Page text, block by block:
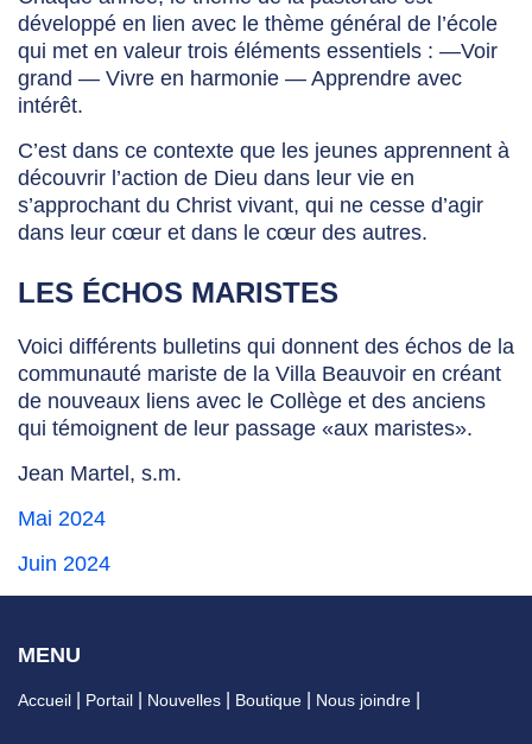
développé en lien avec le thème général de l’école
qui met en valeur trois éléments essentiels : —Voir
grand — Vivre en harmonie — Apprendre avec
intérêt.
C’est dans ce contexte que les jeunes apprennent à
découvrir l’action de Dieu dans leur vie en
s’approchant du Christ vivant, qui ne cesse d’agir
dans leur cœur et dans le cœur des autres.
LES ÉCHOS MARISTES
Voici différents bulletins qui donnent des échos de la
communauté mariste de la Villa Beauvoir en créant
de nouveaux liens avec le Collège et des anciens
qui témoignent de leur passage «aux maristes».
Jean Martel, s.m.
Mai 2024
Juin 2024
MENU
Accueil Portail Nouvelles Boutique Nous joindre